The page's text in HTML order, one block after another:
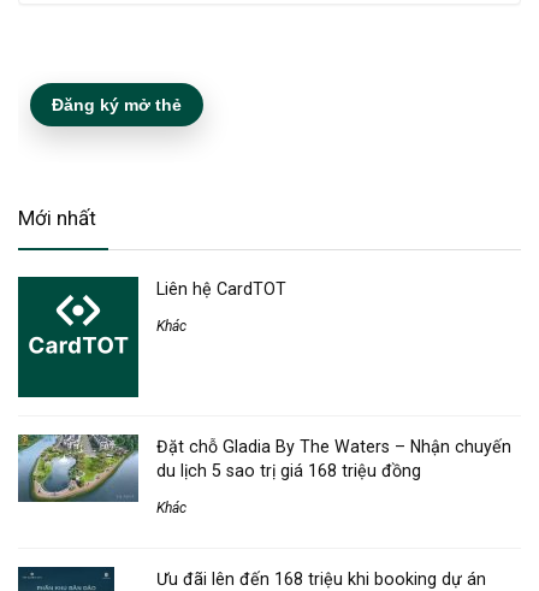
Đăng ký mở thẻ
Mới nhất
Liên hệ CardTOT
Khác
Đặt chỗ Gladia By The Waters – Nhận chuyến
du lịch 5 sao trị giá 168 triệu đồng
Khác
Ưu đãi lên đến 168 triệu khi booking dự án